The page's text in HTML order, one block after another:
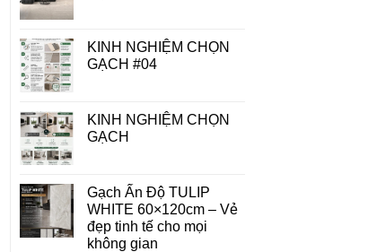
KINH NGHIỆM CHỌN
GẠCH #04
KINH NGHIỆM CHỌN
GẠCH
Gạch Ấn Độ TULIP
WHITE 60×120cm – Vẻ
đẹp tinh tế cho mọi
không gian